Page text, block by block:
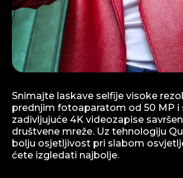
Snimajte laskave selfije visoke
prednjim fotoaparatom od 50 MP i
zadivljujuće 4K videozapise
društvene mreže. Uz tehnologiju
bolju osjetljivost pri slabom
ćete izgledati najbolje.